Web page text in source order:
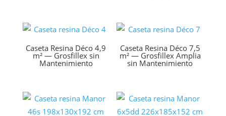
Caseta Resina Déco 4,9
m² — Grosfillex sin
Mantenimiento
Caseta Resina Déco 7,5
m² — Grosfillex Amplia
sin Mantenimiento